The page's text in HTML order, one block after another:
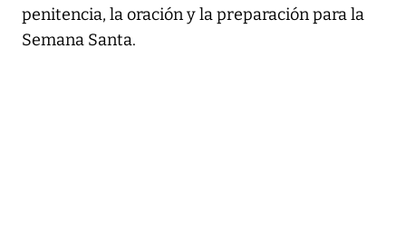
penitencia, la oración y la preparación para la
Semana Santa.